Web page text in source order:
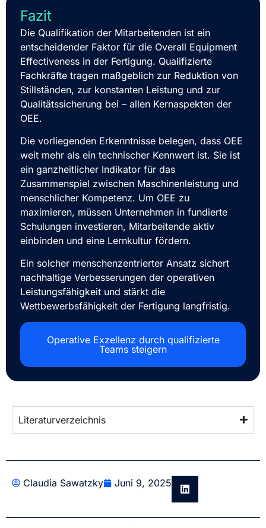
Fazit
Die Qualifikation der Mitarbeitenden ist ein
entscheidender Faktor für die Overall Equipment
Effectiveness in der Fertigung. Qualifizierte
Fachkräfte tragen maßgeblich zur Reduktion von
Stillständen, zur konstanten Leistung und zur
Qualitätssicherung bei – allen Kernaspekten der
OEE.
Die vorliegenden Erkenntnisse belegen, dass OEE
weit mehr als ein technischer Kennwert ist. Sie ist
ein ganzheitlicher Indikator für das
Zusammenspiel zwischen Maschinenleistung und
menschlicher Kompetenz. Um OEE zu
maximieren, müssen Unternehmen in fundierte
Schulungen investieren, Mitarbeitende aktiv
einbinden und eine Lernkultur fördern.
Ein solcher menschenzentrierter Ansatz sichert
nachhaltige Verbesserungen der operativen
Leistungsfähigkeit und stärkt die
Wettbewerbsfähigkeit der Fertigung langfristig.
Operative Exzellenz durch qualifizierte
Teams steigern
Literaturverzeichnis
Claudia Sawatzky Juni 9, 2025